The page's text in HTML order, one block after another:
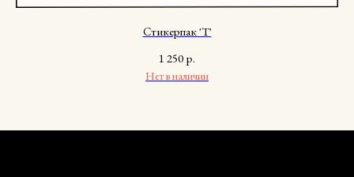
Стикерпак 'T'
1 250 р.
Нет в наличии